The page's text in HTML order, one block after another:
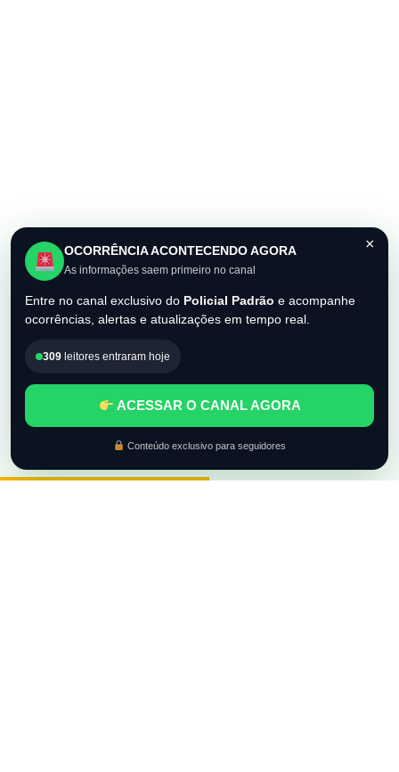
×
OCORRÊNCIA ACONTECENDO AGORA
As informações saem primeiro no canal
Entre no canal exclusivo do Policial Padrão e acompanhe
ocorrências, alertas e atualizações em tempo real.
309 leitores entraram hoje
ACESSAR O CANAL AGORA
Conteúdo exclusivo para seguidores